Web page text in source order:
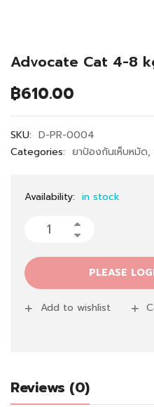
Advocate Cat 4-8
฿610.00
SKU: D-PR-0004
Categories: ยาป้องกันเห็บหมัด,
Availability: in stock
PLEASE
Add to wishlist
Reviews (0)